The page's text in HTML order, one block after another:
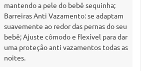
mantendo a pele do bebê sequinha;
Barreiras Anti Vazamento: se adaptam
suavemente ao redor das pernas do seu
bebê; Ajuste cômodo e flexível para dar
uma proteção anti vazamentos todas as
noites.